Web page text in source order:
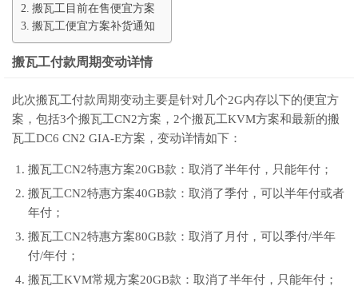
搬瓦工目前在售便宜方案
搬瓦工便宜方案补货通知
搬瓦工付款周期变动详情
此次搬瓦工付款周期变动主要是针对几个2G内存以下的便宜方
案，包括3个搬瓦工CN2方案，2个搬瓦工KVM方案和最新的搬
瓦工DC6 CN2 GIA-E方案，变动详情如下：
搬瓦工CN2特惠方案20GB款：取消了半年付，只能年付；
搬瓦工CN2特惠方案40GB款：取消了季付，可以半年付或者
年付；
搬瓦工CN2特惠方案80GB款：取消了月付，可以季付/半年
付/年付；
搬瓦工KVM常规方案20GB款：取消了半年付，只能年付；